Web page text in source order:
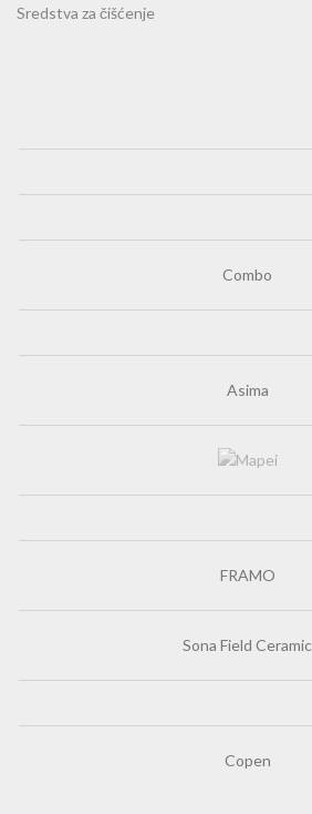
Sredstva za čišćenje
Combo
Asima
FRAMO
Sona Field Ceramic
Copen